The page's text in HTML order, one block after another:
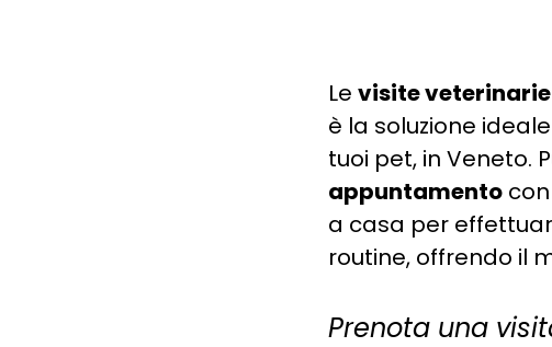
Levisite
è la soluzione
tuoi pet, in Veneto.
appuntamento
a casa per
routine, offrendo il
Prenota una